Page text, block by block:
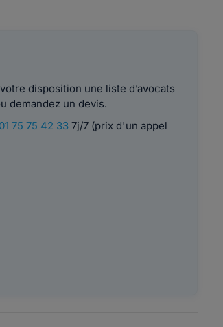
disposition une liste d’avocats
demandez un devis.
01 75 75 42 337j/7 (prix d'un appel